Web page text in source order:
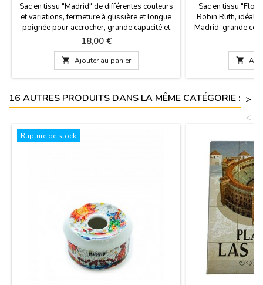
Sac en tissu "Madrid" de différentes couleurs
et variations, fermeture à glissière et longue
poignée pour accrocher, grande capacité et
marque Robin Ruth. Dimensions : 38 x 30 cm
Prix
18,00 €
 Ajouter au panier
Sac en tissu
Robin Ruth, idéal
Madrid, grande

16 AUTRES PRODUITS DANS LA MÊME CATÉGORIE : >
<
Rupture de stock